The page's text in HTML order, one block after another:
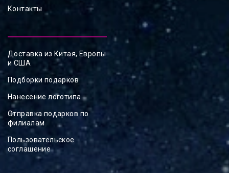
Контакты
Доставка из Китая, Европы
и США
Подборки подарков
Нанесение логотипа
Отправка подарков по
филиалам
Пользовательское
соглашение